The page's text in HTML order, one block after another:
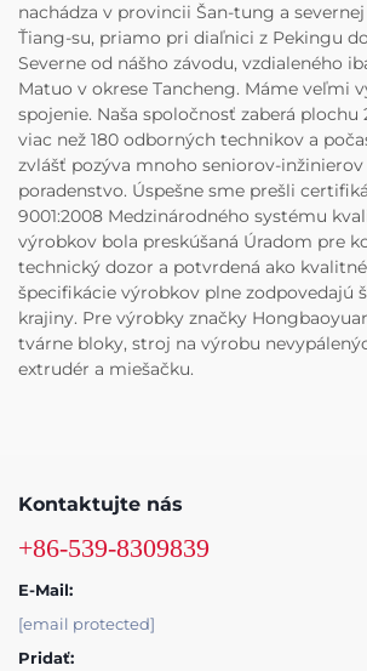
nachádza v provincii Šan-tung a
Ťiang-su, priamo pri diaľnici z Pekingu
Severne od nášho závodu, vzdialeného
Matuo v okrese Tancheng. Máme veľmi
spojenie. Naša spoločnosť zaberá plochu
viac než 180 odborných technikov a
zvlášť pozýva mnoho seniorov-
poradenstvo. Úspešne sme prešli
9001:2008 Medzinárodného systému
výrobkov bola preskúšaná Úradom pre
technický dozor a potvrdená ako
špecifikácie výrobkov plne zodpovedajú
krajiny. Pre výrobky značky
tvárne bloky, stroj na výrobu
extrudér a miešačku.
Kontaktujte nás
+86-539-8309839
E-Mail:
[email protected]
Pridať: